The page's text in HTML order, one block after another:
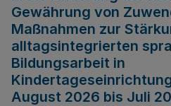
Gewährung von
Maßnahmen zur
alltagsintegrierten
Bildungsarbeit in
August 2026 bis Juli